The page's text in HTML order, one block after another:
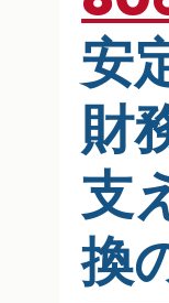
安
財
支
換